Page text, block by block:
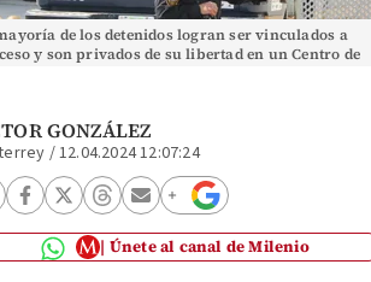
de los detenidos logran ser vinculados a
y son privados de su libertad en un Centro de
GONZÁLEZ
/12.04.2024 12:07:24
Únete al canal de Milenio